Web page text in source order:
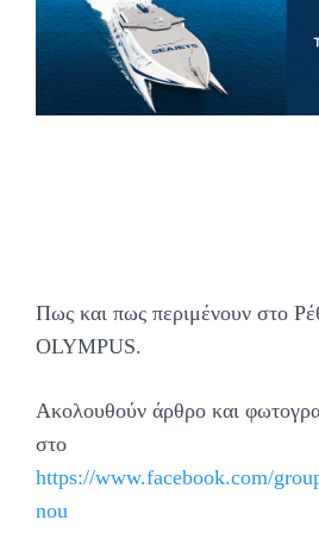
Πως και πως περιμένουν στο
OLYMPUS.
Ακολουθούν άρθρο και
στο
https://www.facebook.com/
nou